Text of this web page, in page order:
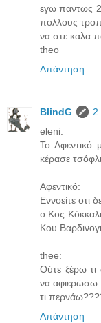
εγω παντως 2
πολλους
να στε καλα
theo
Απάντηση
BlindG
2
eleni:
Το Αφεντικό
κέρασε
Αφεντικό:
Εννοείτε οτι
ο Κος
Κου
thee:
Oύτε ξέρω
να αφιερώσω
τι
Απάντηση